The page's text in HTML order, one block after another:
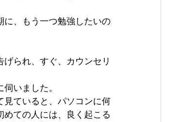
、もう一つ勉強したいの
られ、すぐ、カウンセリ
いました。
見ていると、パソコンに何
ての人には、良く起こる